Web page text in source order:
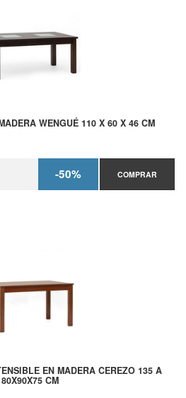
WENGUÉ 110 X 60 X 46 CM
-50% COMPRAR
EN MADERA CEREZO 135 A
CM